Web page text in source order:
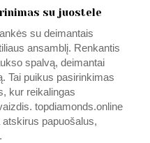
su juostele
su deimantais
ansamblį. Renkantis
spalvą, deimantai
Tai puikus pasirinkimas
kur reikalingas
topdiamonds.online
papuošalus,